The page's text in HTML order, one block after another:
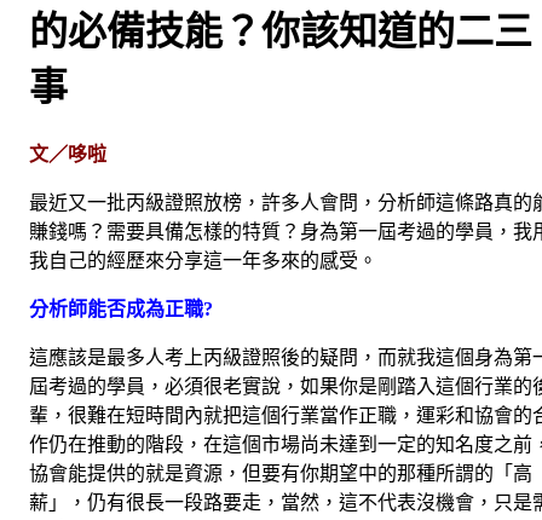
的必備技能？你該知道的二三
事
文／哆啦
最近又一批丙級證照放榜，許多人會問，分析師這條路真的
賺錢嗎？需要具備怎樣的特質？身為第一屆考過的學員，我
我自己的經歷來分享這一年多來的感受。
分析師能否成為正職?
這應該是最多人考上丙級證照後的疑問，而就我這個身為第
屆考過的學員，必須很老實說，如果你是剛踏入這個行業的
輩，很難在短時間內就把這個行業當作正職，運彩和協會的
作仍在推動的階段，在這個市場尚未達到一定的知名度之前
協會能提供的就是資源，但要有你期望中的那種所謂的「高
薪」，仍有很長一段路要走，當然，這不代表沒機會，只是